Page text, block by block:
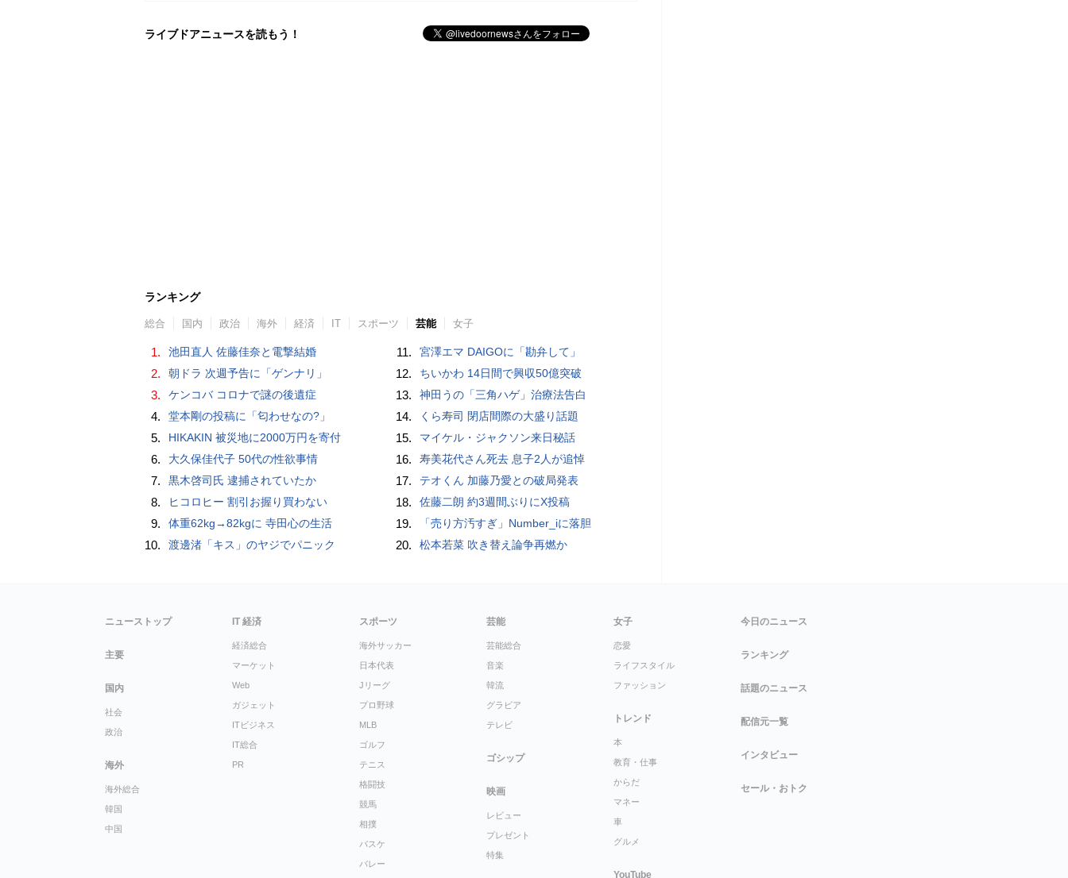
ライブドアニュースを読もう！
ランキング
総合 国内 政治 海外 経済 IT スポーツ 芸能 女子
1. 池田直人 佐藤佳奈と電撃結婚
2. 朝ドラ 次週予告に「ゲンナリ」
3. ケンコバ コロナで謎の後遺症
4. 堂本剛の投稿に「匂わせなの?」
5. HIKAKIN 被災地に2000万円を寄付
6. 大久保佳代子 50代の性欲事情
7. 黒木啓司氏 逮捕されていたか
8. ヒコロヒー 割引お握り買わない
9. 体重62kg→82kgに 寺田心の生活
10. 渡邊渚「キス」のヤジでパニック
11. 宮澤エマ DAIGOに「勘弁して」
12. ちいかわ 14日間で興収50億突破
13. 神田うの「三角ハゲ」治療法告白
14. くら寿司 閉店間際の大盛り話題
15. マイケル・ジャクソン来日秘話
16. 寿美花代さん死去 息子2人が追悼
17. テオくん 加藤乃愛との破局発表
18. 佐藤二朗 約3週間ぶりにX投稿
19. 「売り方汚すぎ」Number_iに落胆
20. 松本若菜 吹き替え論争再燃か
ニューストップ
主要
国内
社会
政治
海外
海外総合
韓国
中国
IT 経済
経済総合
マーケット
Web
ガジェット
ITビジネス
IT総合
PR
スポーツ
海外サッカー
日本代表
Jリーグ
プロ野球
MLB
ゴルフ
テニス
格闘技
競馬
相撲
バスケ
バレー
芸能
芸能総合
音楽
韓流
グラビア
テレビ
ゴシップ
映画
レビュー
プレゼント
特集
女子
恋愛
ライフスタイル
ファッション
トレンド
本
教育・仕事
からだ
マネー
車
グルメ
YouTube
今日のニュース
ランキング
話題のニュース
配信元一覧
インタビュー
セール・おトク